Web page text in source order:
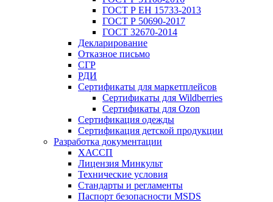
ГОСТ Р ЕН 15733-2013
ГОСТ Р 50690-2017
ГОСТ 32670-2014
Декларирование
Отказное письмо
СГР
РДИ
Сертификаты для маркетплейсов
Сертификаты для Wildberries
Сертификаты для Ozon
Сертификация одежды
Сертификация детской продукции
Разработка документации
ХАССП
Лицензия Минкульт
Технические условия
Стандарты и регламенты
Паспорт безопасности MSDS